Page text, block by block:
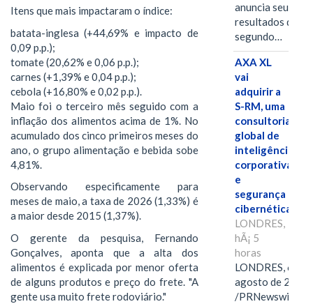
Itens que mais impactaram o índice:
batata-inglesa (+44,69% e impacto de
0,09 p.p.);
tomate (20,62% e 0,06 p.p.);
carnes (+1,39% e 0,04 p.p.);
cebola (+16,80% e 0,02 p.p.).
Maio foi o terceiro mês seguido com a
inflação dos alimentos acima de 1%. No
acumulado dos cinco primeiros meses do
ano, o grupo alimentação e bebida sobe
4,81%.
Observando especificamente para
meses de maio, a taxa de 2026 (1,33%) é
a maior desde 2015 (1,37%).
O gerente da pesquisa, Fernando
Gonçalves, aponta que a alta dos
alimentos é explicada por menor oferta
de alguns produtos e preço do frete. "A
gente usa muito frete rodoviário."
anuncia seus
resultados do
segundo…
AXA XL
vai
adquirir a
S-RM, uma
consultoria
global de
inteligência
corporativa
e
segurança
cibernética
LONDRES,
hÃ¡ 5
horas
LONDRES, 6 de
agosto de 2026
/PRNewswire/ --